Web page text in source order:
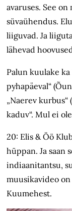
avaruses. See
süvaühendus.
liiguvad. Ja
lähevad
Palun kuulake
pyhapäeval“
„Naerev kurbus“
kaduv“. Mul ei
20: Elis & Öö
hüppan. Ja saan
indiaanitantsu,
muusikavideo
Kuumehest.